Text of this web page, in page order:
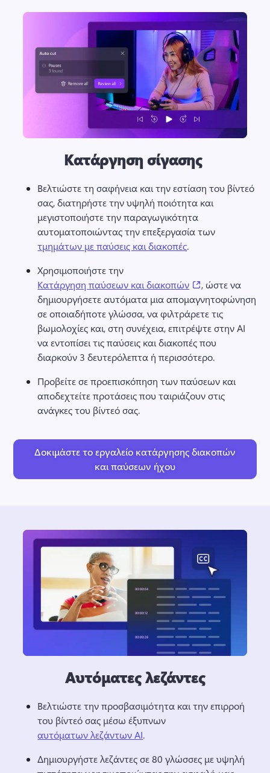
Κατάργηση σίγασης
Βελτιώστε τη σαφήνεια και την εστίαση του βίντεό
σας, διατηρήστε την υψηλή ποιότητα και
μεγιστοποιήστε την παραγωγικότητα
αυτοματοποιώντας την επεξεργασία των
τμημάτων με παύσεις και διακοπές.
Χρησιμοποιήστε την
Κατάργηση παύσεων και διακοπών
(opens in a new
, ώστε να
δημιουργήσετε αυτόματα μια απομαγνητοφώνηση
σε οποιαδήποτε γλώσσα, να φιλτράρετε τις
βωμολοχίες και, στη συνέχεια, επιτρέψτε στην AI
να εντοπίσει τις παύσεις και διακοπές που
διαρκούν 3 δευτερόλεπτα ή περισσότερο.
Προβείτε σε προεπισκόπηση των παύσεων και
αποδεχτείτε προτάσεις που ταιριάζουν στις
ανάγκες του βίντεό σας.
Δοκιμάστε το εργαλείο κατάργησης διακοπών
και παύσεων ήχου
Αυτόματες λεζάντες
Βελτιώστε την προσβασιμότητα και την επιρροή
του βίντεό σας μέσω έξυπνων
αυτόματων λεζάντων AI.
Δημιουργήστε λεζάντες σε 80 γλώσσες με υψηλή